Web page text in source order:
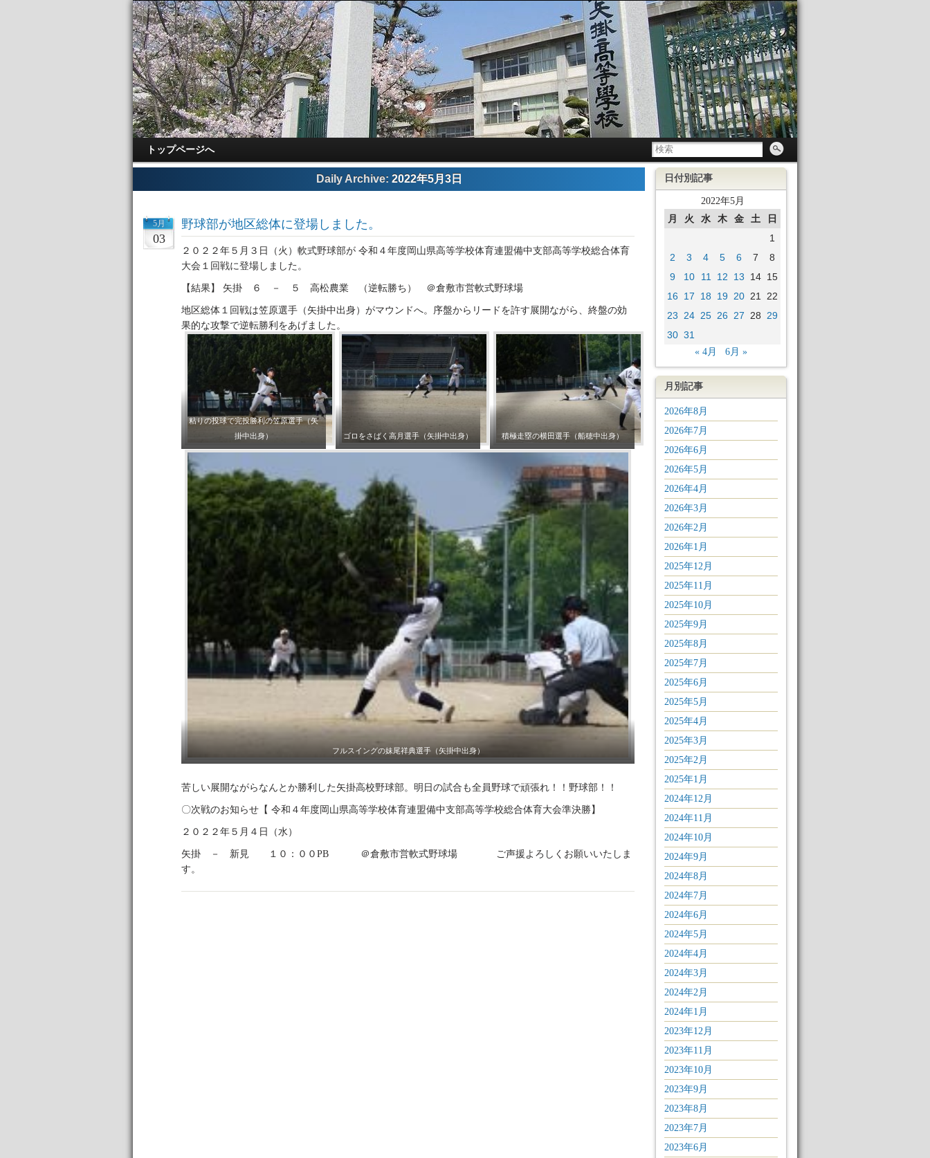
トップページへ
Daily Archive: 2022年5月3日
5月
03
野球部が地区総体に登場しました。
２０２２年５月３日（火）軟式野球部が 令和４年度岡山県高等学校体育連盟備中支部高等学校総合体育
大会１回戦に登場しました。
【結果】 矢掛 ６ － ５ 高松農業 （逆転勝ち） ＠倉敷市営軟式野球場
地区総体１回戦は笠原選手（矢掛中出身）がマウンドへ。序盤からリードを許す展開ながら、終盤の効
果的な攻撃で逆転勝利をあげました。
粘りの投球で完投勝利の笠原選手（矢
掛中出身）
ゴロをさばく高月選手（矢掛中出身） 積極走塁の横田選手（船穂中出身）
フルスイングの妹尾祥典選手（矢掛中出身）
苦しい展開ながらなんとか勝利した矢掛高校野球部。明日の試合も全員野球で頑張れ！！野球部！！
〇次戦のお知らせ【 令和４年度岡山県高等学校体育連盟備中支部高等学校総合体育大会準決勝】
２０２２年５月４日（水）
矢掛 － 新見 １０：００PB ＠倉敷市営軟式野球場 ご声援よろしくお願いいたしま
す。
日付別記事
2022年5月
月 火 水 木 金 土
日
1
2
3 4 5 6 7
8
9
10 11 12 13 14 15
16
17 18 19 20 21
22
23
24 25 26 27 28
29
30 31
« 4月 6月 »
月別記事
2026年8月
2026年7月
2026年6月
2026年5月
2026年4月
2026年3月
2026年2月
2026年1月
2025年12月
2025年11月
2025年10月
2025年9月
2025年8月
2025年7月
2025年6月
2025年5月
2025年4月
2025年3月
2025年2月
2025年1月
2024年12月
2024年11月
2024年10月
2024年9月
2024年8月
2024年7月
2024年6月
2024年5月
2024年4月
2024年3月
2024年2月
2024年1月
2023年12月
2023年11月
2023年10月
2023年9月
2023年8月
2023年7月
2023年6月